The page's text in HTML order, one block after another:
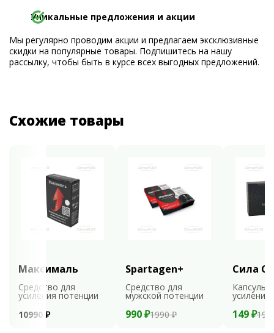
Уникальные предложения и акции
Мы регулярно проводим акции и предлагаем эксклюзивные
скидки на популярные товары. Подпишитесь на нашу
рассылку, чтобы быть в курсе всех выгодных предложений.
Схожие товары
Максималь
Средство для
усиления потенции
10990 ₽
Spartagen+
Средство для
мужской потенции
990 ₽1990 ₽
Сила
Капсулы
усиления
149 ₽